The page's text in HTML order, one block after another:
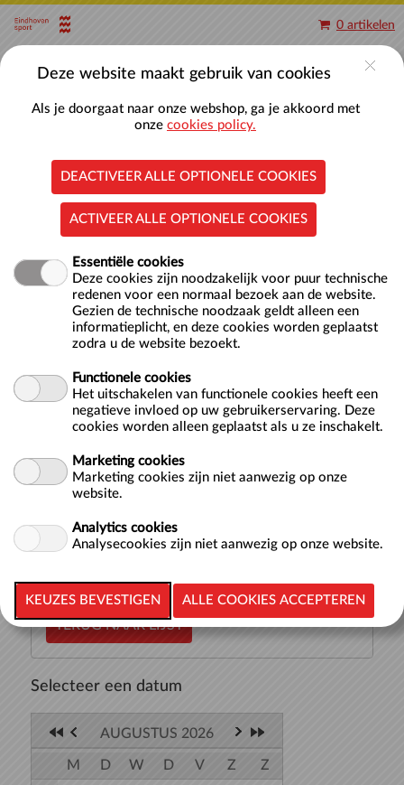
Naar hoofdinhoud
0 artikelen
Baantjes zwemmen 50-meterbaden
Locatie Nationaal Zwemcentrum De Tongelreep
5644 RX EINDHOVEN
NL
van onze 50-meterbaden: het Wedstrijdbad, Sportbad of
Trainingsbad. Bij iedere tijd waarop je kunt beginnen met
zwemmen staat aangegeven in welk bad het zwemmen
plaatsvindt. Je kunt t...
TERUG NAAR LIJST
Selecteer een datum
AUGUSTUS 2026
M D W D V Z
Z
Deze website maakt gebruik van cookies
Als je doorgaat naar onze webshop, ga je akkoord met
onze cookies policy.
DEACTIVEER ALLE OPTIONELE COOKIES
ACTIVEER ALLE OPTIONELE COOKIES
Essentiële cookies
Deze cookies zijn noodzakelijk voor puur technische
redenen voor een normaal bezoek aan de website.
Gezien de technische noodzaak geldt alleen een
informatieplicht, en deze cookies worden geplaatst
zodra u de website bezoekt.
Functionele cookies
Het uitschakelen van functionele cookies heeft een
negatieve invloed op uw gebruikerservaring. Deze
cookies worden alleen geplaatst als u ze inschakelt.
Marketing cookies
Marketing cookies zijn niet aanwezig op onze
website.
Analytics cookies
Analysecookies zijn niet aanwezig op onze website.